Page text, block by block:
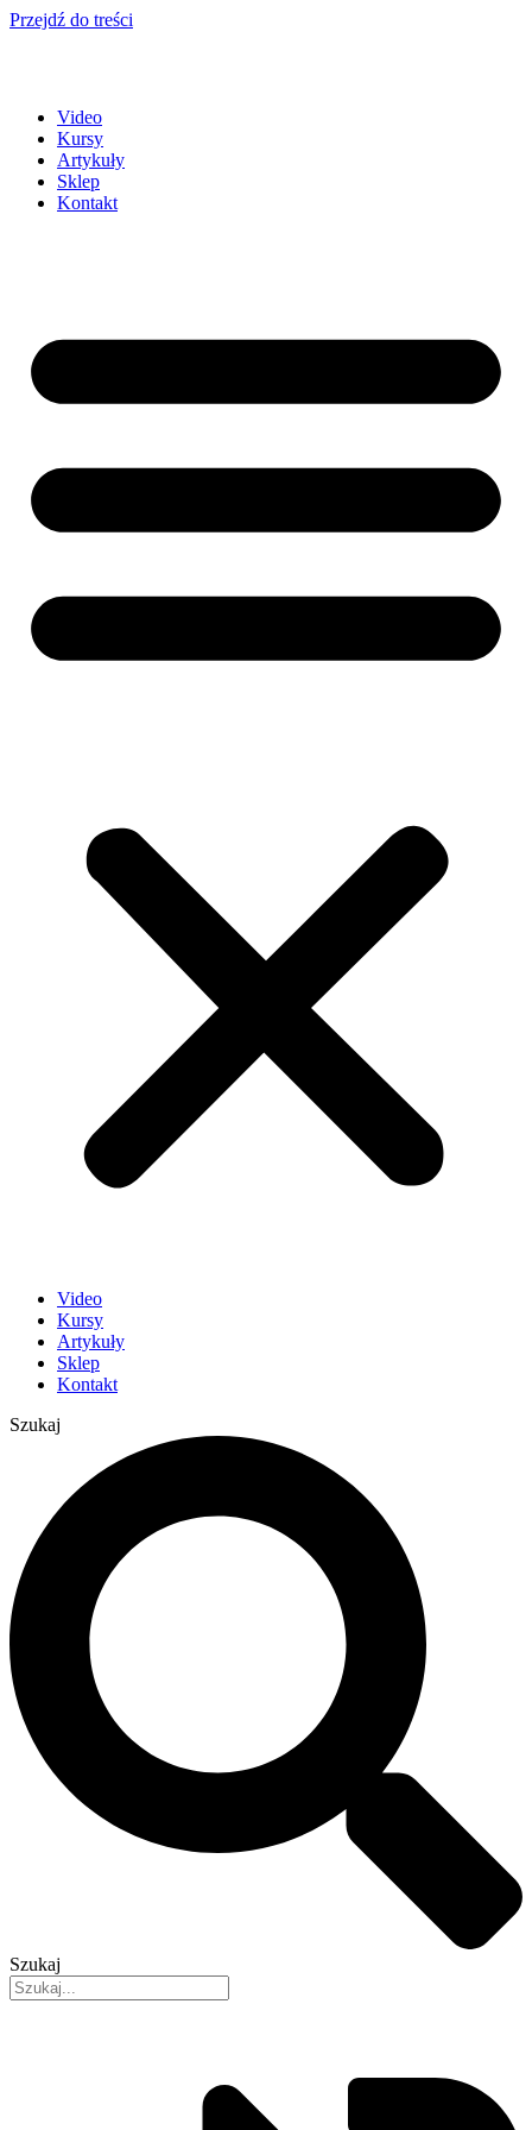
Przejdź do treści
Video
Kursy
Artykuły
Sklep
Kontakt
Video
Kursy
Artykuły
Sklep
Kontakt
Szukaj
Szukaj